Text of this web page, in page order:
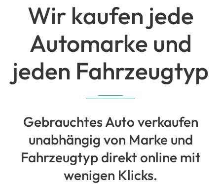
Wir kaufen jede
Automarke und
jeden Fahrzeugtyp
Gebrauchtes Auto verkaufen
unabhängig von Marke und
Fahrzeugtyp direkt online mit
wenigen Klicks.